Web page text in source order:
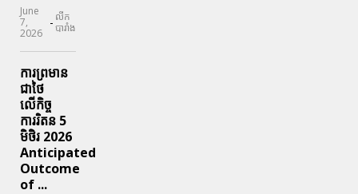
June
7,
2026
- លីក
បារាំង
ការព្រមាន
ជាថៃ
លើកិច្ច
ការរិតន 5
មិថិរ 2026
Anticipated
Outcome
of ...